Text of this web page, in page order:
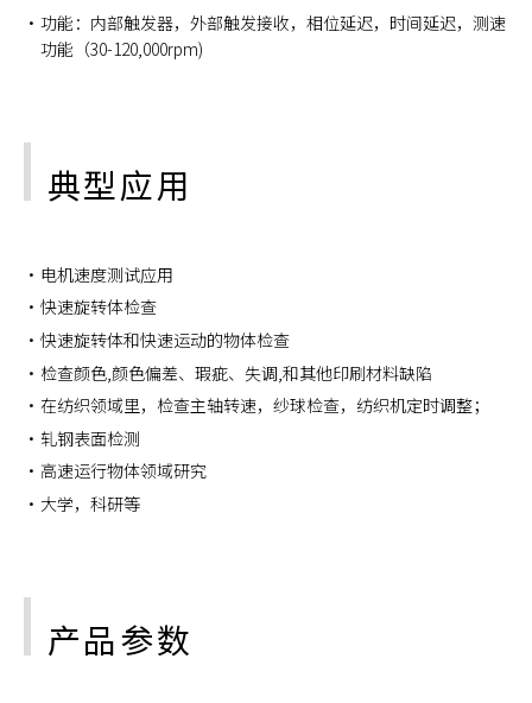
功能：内部触发器，外部触发接收，相位延迟，时间延迟，测速
功能（30-120,000rpm)
典型应用
电机速度测试应用
快速旋转体检查
快速旋转体和快速运动的物体检查
检查颜色,颜色偏差、瑕疵、失调,和其他印刷材料缺陷
在纺织领域里，检查主轴转速，纱球检查，纺织机定时调整；
轧钢表面检测
高速运行物体领域研究
大学，科研等
产品参数